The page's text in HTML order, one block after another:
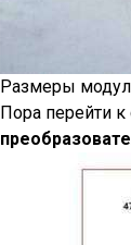
Размеры
Пора перейти